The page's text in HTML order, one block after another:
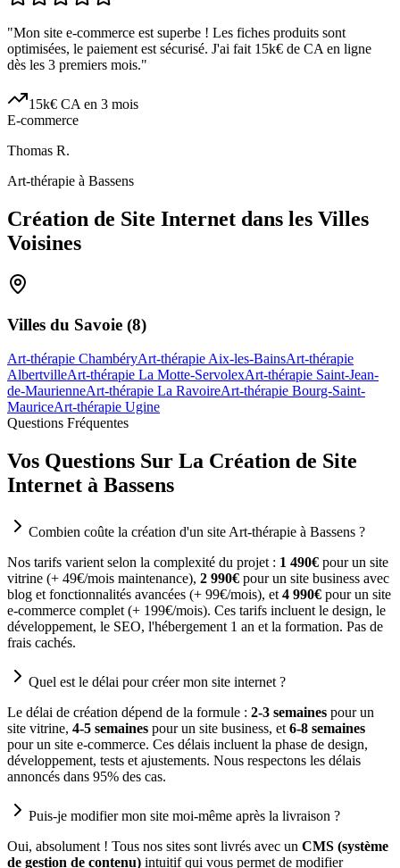
"Mon site e-commerce est superbe ! Les fiches produits sont
optimisées, le paiement est sécurisé. J'ai fait 15k€ de CA en ligne
dès les 3 premiers mois."
15k€ CA en 3 mois
E-commerce
Thomas R.
Art-thérapie à Bassens
Création de Site Internet dans les Villes
Voisines
Villes du Savoie (8)
Art-thérapie ChambéryArt-thérapie Aix-les-BainsArt-thérapie
AlbertvilleArt-thérapie La Motte-ServolexArt-thérapie Saint-Jean-
de-MaurienneArt-thérapie La RavoireArt-thérapie Bourg-Saint-
MauriceArt-thérapie Ugine
Questions Fréquentes
Vos Questions Sur La Création de Site
Internet à Bassens
Combien coûte la création d'un site Art-thérapie à Bassens ?
Nos tarifs varient selon la complexité du projet : 1 490€ pour un site
vitrine (+ 49€/mois maintenance), 2 990€ pour un site business avec
blog et fonctionnalités avancées (+ 99€/mois), et 4 990€ pour un site
e-commerce complet (+ 199€/mois). Ces tarifs incluent le design, le
développement, le SEO, l'hébergement 1 an et la formation. Pas de
frais cachés.
Quel est le délai pour créer mon site internet ?
Le délai de création dépend de la formule : 2-3 semaines pour un
site vitrine, 4-5 semaines pour un site business, et 6-8 semaines
pour un site e-commerce. Ces délais incluent la phase de design,
développement, tests et ajustements. Nous respectons les délais
annoncés dans 95% des cas.
Puis-je modifier mon site moi-même après la livraison ?
Oui, absolument ! Tous nos sites sont livrés avec un CMS (système
de gestion de contenu) intuitif qui vous permet de modifier